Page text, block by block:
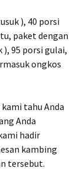
), 40 porsi
paket dengan
95 porsi gulai,
ongkos
tahu Anda
Anda
hadir
kambing
tersebut.